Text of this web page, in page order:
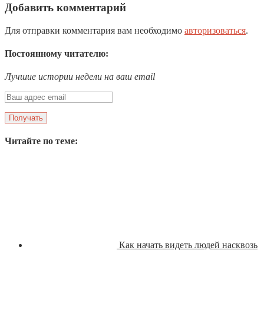
Добавить комментарий
Для отправки комментария вам необходимо авторизоваться.
Постоянному читателю:
Лучшие истории недели на ваш email
Читайте по теме:
Как начать видеть людей насквозь